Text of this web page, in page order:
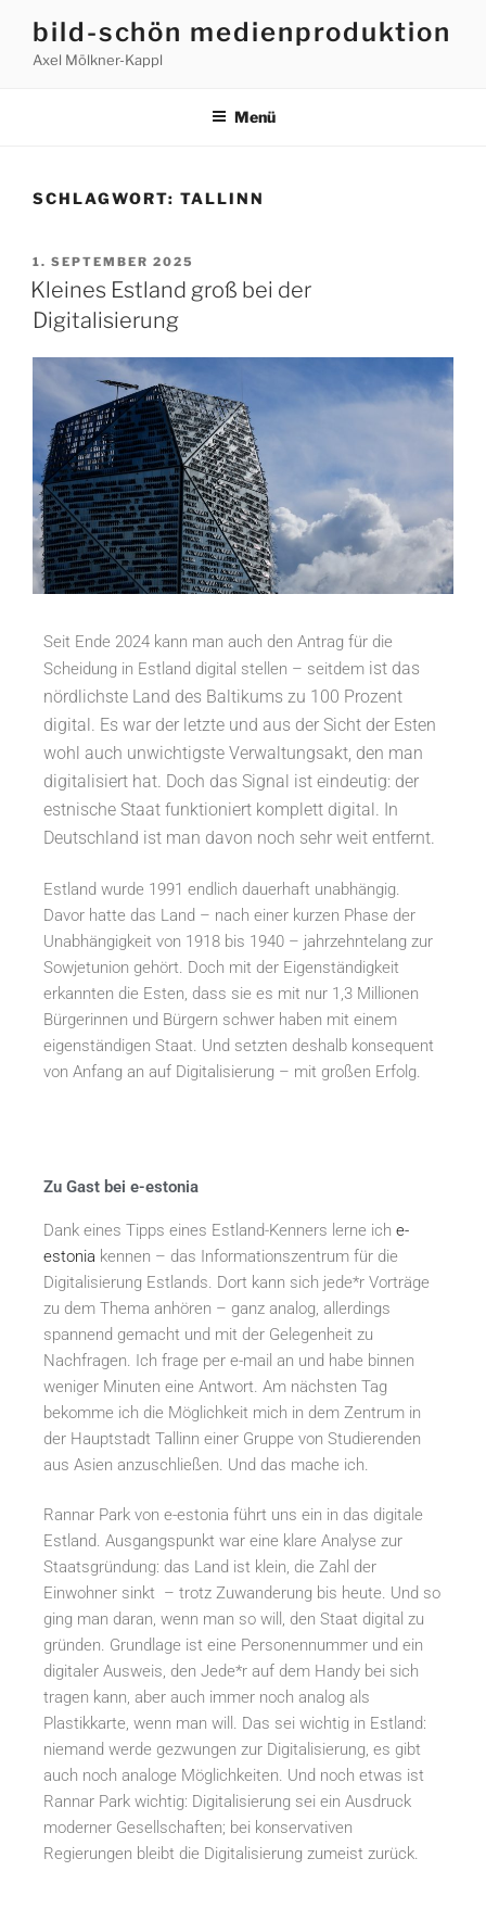
bild-schön medienproduktion
Axel Mölkner-Kappl
Menü
SCHLAGWORT: TALLINN
1. SEPTEMBER 2025
Kleines Estland groß bei der
Digitalisierung
Seit Ende 2024 kann man auch den Antrag für die
Scheidung in Estland digital stellen – seitdem ist das
nördlichste Land des Baltikums zu 100 Prozent
digital. Es war der letzte und aus der Sicht der Esten
wohl auch unwichtigste Verwaltungsakt, den man
digitalisiert hat. Doch das Signal ist eindeutig: der
estnische Staat funktioniert komplett digital. In
Deutschland ist man davon noch sehr weit entfernt.
Estland wurde 1991 endlich dauerhaft unabhängig.
Davor hatte das Land – nach einer kurzen Phase der
Unabhängigkeit von 1918 bis 1940 – jahrzehntelang zur
Sowjetunion gehört. Doch mit der Eigenständigkeit
erkannten die Esten, dass sie es mit nur 1,3 Millionen
Bürgerinnen und Bürgern schwer haben mit einem
eigenständigen Staat. Und setzten deshalb konsequent
von Anfang an auf Digitalisierung – mit großen Erfolg.
Zu Gast bei e-estonia
Dank eines Tipps eines Estland-Kenners lerne ich e-
estonia kennen – das Informationszentrum für die
Digitalisierung Estlands. Dort kann sich jede*r Vorträge
zu dem Thema anhören – ganz analog, allerdings
spannend gemacht und mit der Gelegenheit zu
Nachfragen. Ich frage per e-mail an und habe binnen
weniger Minuten eine Antwort. Am nächsten Tag
bekomme ich die Möglichkeit mich in dem Zentrum in
der Hauptstadt Tallinn einer Gruppe von Studierenden
aus Asien anzuschließen. Und das mache ich.
Rannar Park von e-estonia führt uns ein in das digitale
Estland. Ausgangspunkt war eine klare Analyse zur
Staatsgründung: das Land ist klein, die Zahl der
Einwohner sinkt – trotz Zuwanderung bis heute. Und so
ging man daran, wenn man so will, den Staat digital zu
gründen. Grundlage ist eine Personennummer und ein
digitaler Ausweis, den Jede*r auf dem Handy bei sich
tragen kann, aber auch immer noch analog als
Plastikkarte, wenn man will. Das sei wichtig in Estland:
niemand werde gezwungen zur Digitalisierung, es gibt
auch noch analoge Möglichkeiten. Und noch etwas ist
Rannar Park wichtig: Digitalisierung sei ein Ausdruck
moderner Gesellschaften; bei konservativen
Regierungen bleibt die Digitalisierung zumeist zurück.